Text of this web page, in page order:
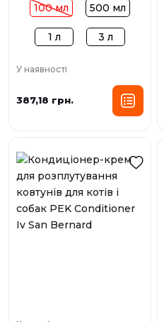
100 мл 500 мл
1 л 3 л
У наявності
387,18 грн.